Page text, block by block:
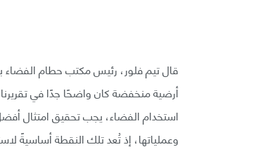
قال تيم فلور، رئيس مكتب حطام الفضاء
أرضية منخفضة كان واضحًا جدًا في تقريرنا
استخدام الفضاء، يجب تحقيق امتثال
وعملياتها، إذ تُعد تلك النقطة أساسيةً